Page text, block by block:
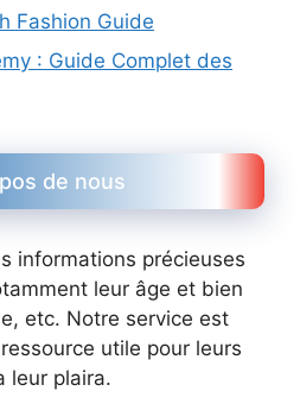
Fashion Guide
: Guide Complet des
de nous
informations précieuses
leur âge et bien
etc. Notre service est
utile pour leurs
leur plaira.